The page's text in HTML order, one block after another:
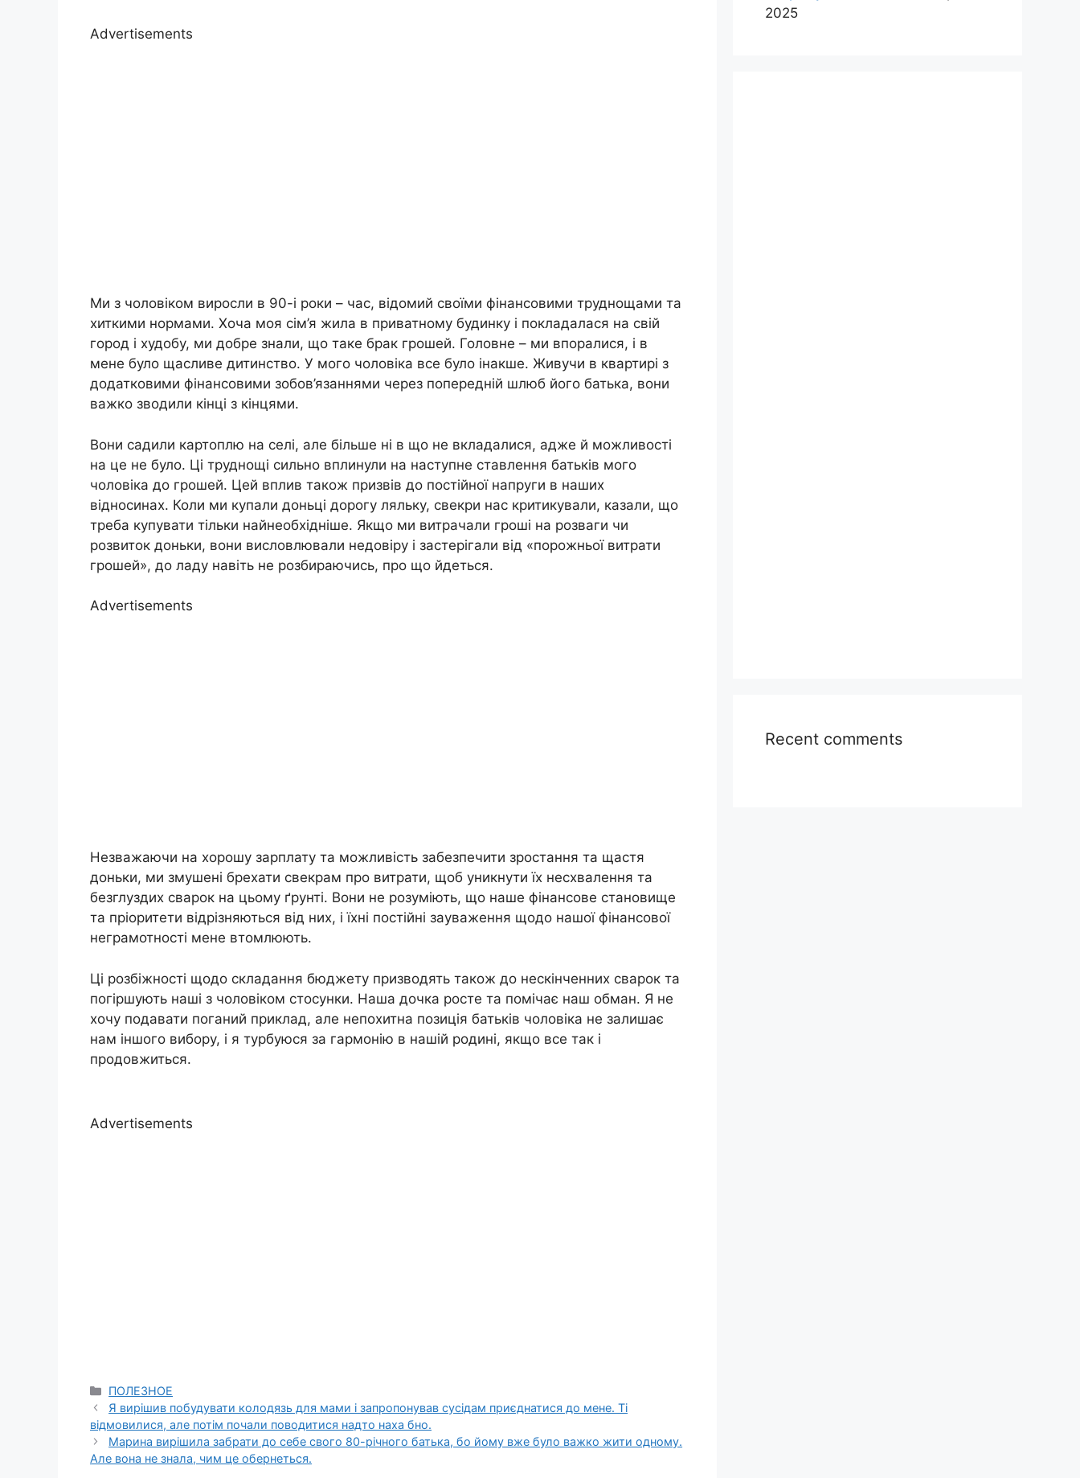
Advertisements
Ми з чоловіком виросли в 90-і роки – час, відомий своїми фінансовими труднощами та
хиткими нормами. Хоча моя сім’я жила в приватному будинку і покладалася на свій
город і худобу, ми добре знали, що таке брак грошей. Головне – ми впоралися, і в
мене було щасливе дитинство. У мого чоловіка все було інакше. Живучи в квартирі з
додатковими фінансовими зобов’язаннями через попередній шлюб його батька, вони
важко зводили кінці з кінцями.
Вони садили картоплю на селі, але більше ні в що не вкладалися, адже й можливості
на це не було. Ці труднощі сильно вплинули на наступне ставлення батьків мого
чоловіка до грошей. Цей вплив також призвів до постійної напруги в наших
відносинах. Коли ми купали доньці дорогу ляльку, свекри нас критикували, казали, що
треба купувати тільки найнеобхідніше. Якщо ми витрачали гроші на розваги чи
розвиток доньки, вони висловлювали недовіру і застерігали від «порожньої витрати
грошей», до ладу навіть не розбираючись, про що йдеться.
Advertisements
Незважаючи на хорошу зарплату та можливість забезпечити зростання та щастя
доньки, ми змушені брехати свекрам про витрати, щоб уникнути їх несхвалення та
безглуздих сварок на цьому ґрунті. Вони не розуміють, що наше фінансове становище
та пріоритети відрізняються від них, і їхні постійні зауваження щодо нашої фінансової
неграмотності мене втомлюють.
Ці розбіжності щодо складання бюджету призводять також до нескінченних сварок та
погіршують наші з чоловіком стосунки. Наша дочка росте та помічає наш обман. Я не
хочу подавати поганий приклад, але непохитна позиція батьків чоловіка не залишає
нам іншого вибору, і я турбуюся за гармонію в нашій родині, якщо все так і
продовжиться.
Advertisements
Categories
ПОЛЕЗНОЕ
Я вирішив побудувати колодязь для мами і запропонував сусідам приєднатися до мене. Ті
відмовилися, але потім почали поводитися надто наха бно.
Марина вирішила забрати до себе свого 80-річного батька, бо йому вже було важко жити одному.
Але вона не знала, чим це обернеться.
2025
Recent comments